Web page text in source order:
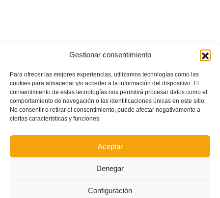
Gestionar consentimiento
Para ofrecer las mejores experiencias, utilizamos tecnologías como las
cookies para almacenar y/o acceder a la información del dispositivo. El
consentimiento de estas tecnologías nos permitirá procesar datos como el
comportamiento de navegación o las identificaciones únicas en este sitio.
No consentir o retirar el consentimiento, puede afectar negativamente a
ciertas características y funciones.
Aceptar
Denegar
Configuración